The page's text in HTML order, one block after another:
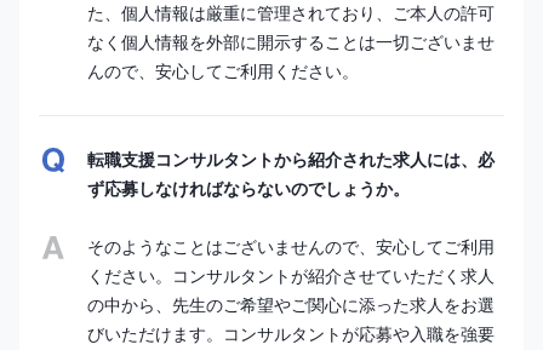
た、個人情報は厳重に管理されており、ご本人の許可
なく個人情報を外部に開示することは一切ございませ
んので、安心してご利用ください。
転職支援コンサルタントから紹介された求人には、必
ず応募しなければならないのでしょうか。
そのようなことはございませんので、安心してご利用
ください。コンサルタントが紹介させていただく求人
の中から、先生のご希望やご関心に添った求人をお選
びいただけます。コンサルタントが応募や入職を強要